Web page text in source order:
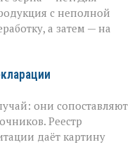
с неполной
а затем — на
они сопоставляют
Реестр
даёт картину